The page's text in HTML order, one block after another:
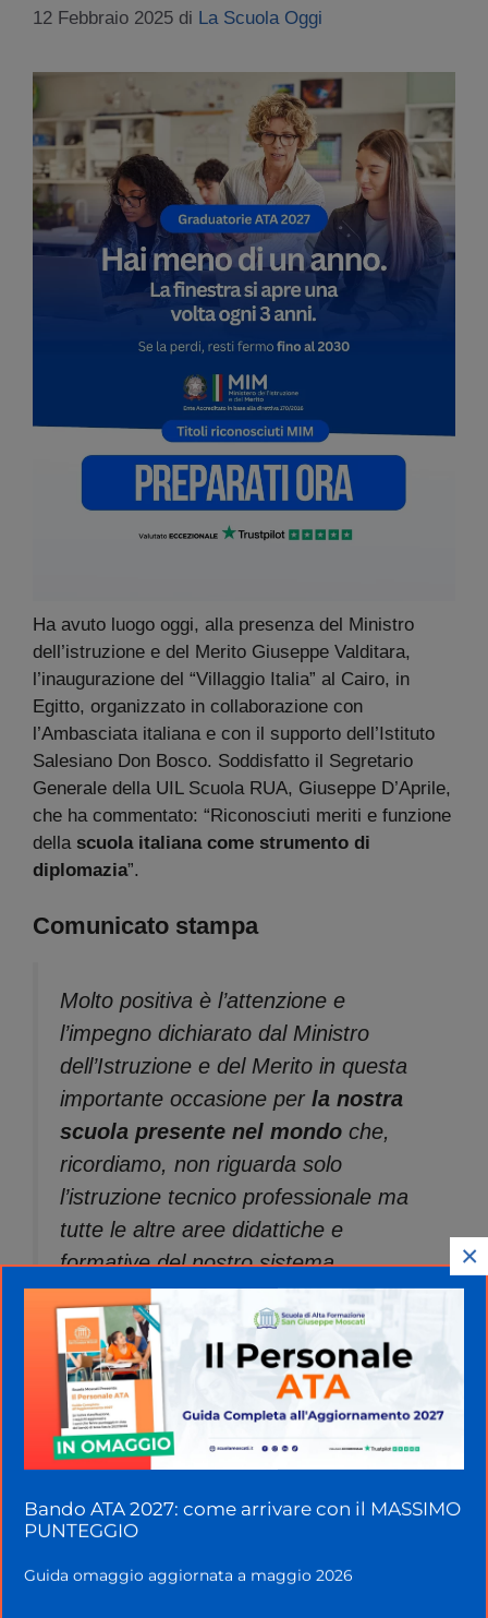
12 Febbraio 2025 di La Scuola Oggi
Ha avuto luogo oggi, alla presenza del Ministro
dell’istruzione e del Merito Giuseppe Valditara,
l’inaugurazione del “Villaggio Italia” al Cairo, in
Egitto, organizzato in collaborazione con
l’Ambasciata italiana e con il supporto dell’Istituto
Salesiano Don Bosco. Soddisfatto il Segretario
Generale della UIL Scuola RUA, Giuseppe D’Aprile,
che ha commentato: “Riconosciuti meriti e funzione
dellascuola italiana come strumento di
diplomazia”.
Comunicato stampa
Molto positiva è l’attenzione e
l’impegno dichiarato dal Ministro
dell’Istruzione e del Merito in questa
importante occasione per la nostra
scuola presente nel mondo che,
ricordiamo, non riguarda solo
l’istruzione tecnico professionale ma
tutte le altre aree didattiche e
formative del nostro sistema
scolastico.
E’ un bel segnale, in questo modo si
riconoscono i meriti e la funzione
essenziale della nostra scuola come
strumento essenziale della diplomazia
×
Bando ATA 2027: come arrivare con il MASSIMO
PUNTEGGIO
Guida omaggio aggiornata a maggio 2026